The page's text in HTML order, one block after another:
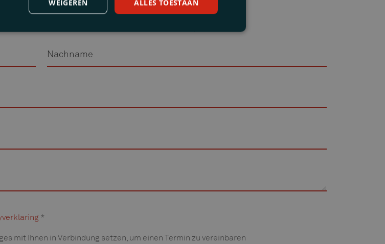
Kennenlernen mit einem für Sie relevanten Spezialisten
*
mit Ihnen in Verbindung setzen, um einen Termin zu vereinbaren
ALLES TOESTAAN
WEIGEREN